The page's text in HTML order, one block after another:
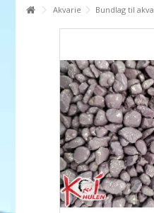
Akvarie Bundlag til